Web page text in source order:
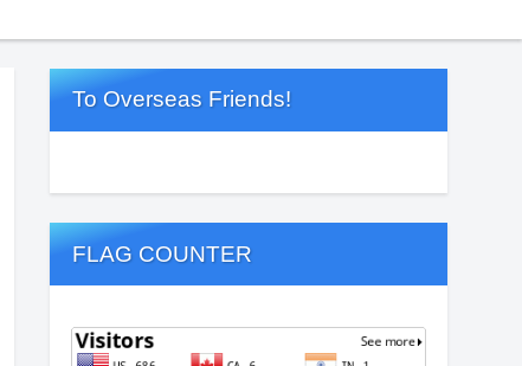
To Overseas Friends!
FLAG COUNTER